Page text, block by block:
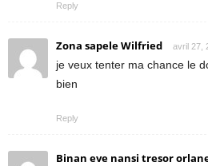
Reply
Zona sapele Wilfried avril 27,
je veux tenter ma chance le
bien
Reply
Binan eve nansi tresor